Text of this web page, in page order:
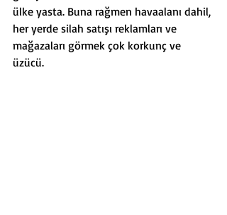
ülke yasta. Buna rağmen havaalanı dahil,
her yerde silah satışı reklamları ve
mağazaları görmek çok korkunç ve
üzücü.